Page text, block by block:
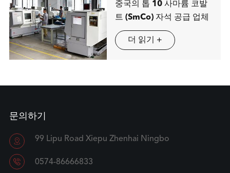
중국의 톱 10 사마륨 코발
트 (SmCo) 자석 공급 업체
더 읽기 +
문의하기
 99 Lipu Road Xiepu Zhenhai Ningbo
 0574-86666833